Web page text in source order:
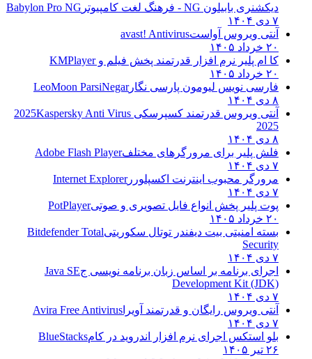
دیکشنری بابیلون NG - فرهنگ لغت کامپیوتر
Babylon Pro NG
۷ دی ۱۴۰۴
آنتی ویروس آواستavast! Antivirus
۲۰ خرداد ۱۴۰۵
کا ام پلیر نرم افزار قدرتمند پخش فیلم و KMPlayer
۲۰ خرداد ۱۴۰۵
فارسی نویس لیومون پارسی نگار LeoMoon ParsiNegar
۸ دی ۱۴۰۴
آنتی ویروس قدرتمند کسپرسکی 2025 Kaspersky Anti Virus
2025
۸ دی ۱۴۰۴
فلش پلیر برای مرورگرهای مختلف Adobe Flash Player
۷ دی ۱۴۰۴
مرورگر محبوب اینترنت اکسپلورر Internet Explorer
۷ دی ۱۴۰۴
پوت پلیر پخش انواع فایل تصویری و صوتی PotPlayer
۲۰ خرداد ۱۴۰۵
بسته امنیتی بیت دیفندر توتال سکوریتی Bitdefender Total
Security
۷ دی ۱۴۰۴
اجرای برنامه بر اساس زبان برنامه نویسی جJava SE
Development Kit (JDK)
۷ دی ۱۴۰۴
آنتی ویروس رایگان و قدرتمند آویرا Avira Free Antivirus
۷ دی ۱۴۰۴
بلو استکس اجرای نرم افزار اندروید در کامBlueStacks
۲۶ تیر ۱۴۰۵